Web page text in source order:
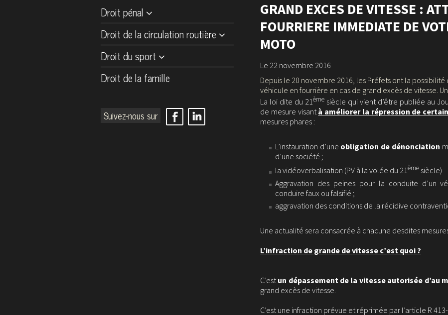
GRAND EXCES DE VITESSE :
FOURRIERE IMMEDIATE DE
MOTO
Le 22 novembre 2016
Depuis le 20 novembre 2016, les Préfets ont la
véhicule en fourrière en cas de grand excès de vitesse.
La loi dite du 21ème siècle qui vient d’être publiée au
de mesure visantà améliorer la répression de
mesures phares :
L’instauration d’une obligation de dénonciation
d’une société ;
la vidéoverbalisation (PV à la volée du 21ème siècle)
Aggravation des peines pour la conduite d’un
conduire faux ou falsifié ;
aggravation des conditions de la récidive
Une actualité sera consacrée à chacune desdites
L’infraction de grande de vitesse c’est quoi ?
C’est un dépassement de la vitesse autorisée d’au
grand excès de vitesse.
C’est une infraction prévue et réprimée par l’article R
Droit pénal
Droit de la circulation routière
Droit du sport
Droit de la famille
Suivez-nous sur